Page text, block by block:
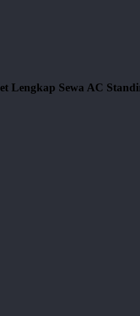
Lengkap Sewa AC